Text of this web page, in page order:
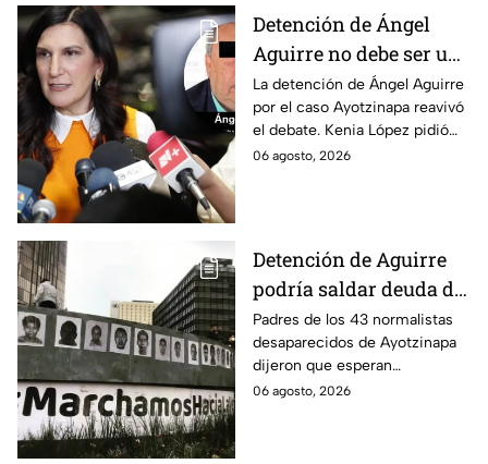
Detención de Ángel
Aguirre no debe ser un
distractor, pide Kenia
López; exige justicia
por caso Ayotzinapa
La detención de Ángel Aguirre
por el caso Ayotzinapa reavivó
el debate. Kenia López pidió
que no sea un distractor
06 agosto, 2026
Detención de Aguirre
podría saldar deuda de
justicia: padres de los
43 de Ayotzinapa
Padres de los 43 normalistas
desaparecidos de Ayotzinapa
dijeron que esperan
información oficial sobre la
06 agosto, 2026